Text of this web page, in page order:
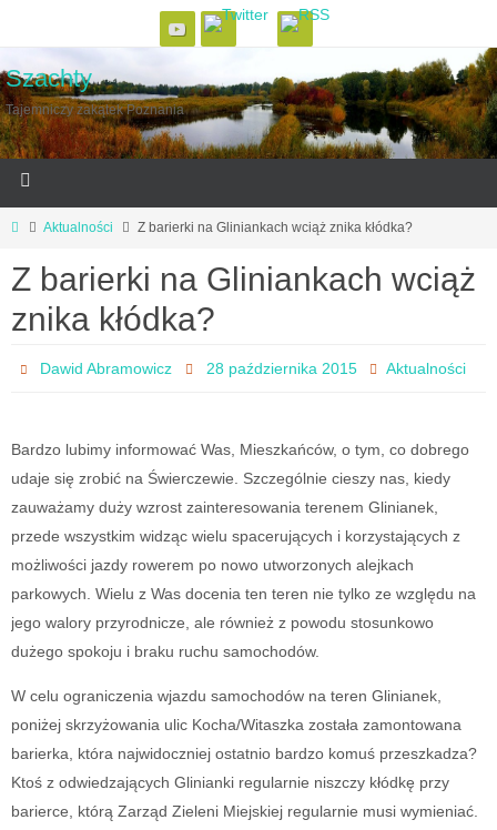
Szachty
Tajemniczy zakątek Poznania
Aktualności Z barierki na Gliniankach wciąż znika kłódka?
Z barierki na Gliniankach wciąż
znika kłódka?
Dawid Abramowicz 28 października 2015 Aktualności
Bardzo lubimy informować Was, Mieszkańców, o tym, co dobrego
udaje się zrobić na Świerczewie. Szczególnie cieszy nas, kiedy
zauważamy duży wzrost zainteresowania terenem Glinianek,
przede wszystkim widząc wielu spacerujących i korzystających z
możliwości jazdy rowerem po nowo utworzonych alejkach
parkowych. Wielu z Was docenia ten teren nie tylko ze względu na
jego walory przyrodnicze, ale również z powodu stosunkowo
dużego spokoju i braku ruchu samochodów.
W celu ograniczenia wjazdu samochodów na teren Glinianek,
poniżej skrzyżowania ulic Kocha/Witaszka została zamontowana
barierka, która najwidoczniej ostatnio bardzo komuś przeszkadza?
Ktoś z odwiedzających Glinianki regularnie niszczy kłódkę przy
barierce, którą Zarząd Zieleni Miejskiej regularnie musi wymieniać.